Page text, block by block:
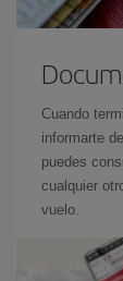
Cuando
informarte
puedes
cualquier
vuelo.